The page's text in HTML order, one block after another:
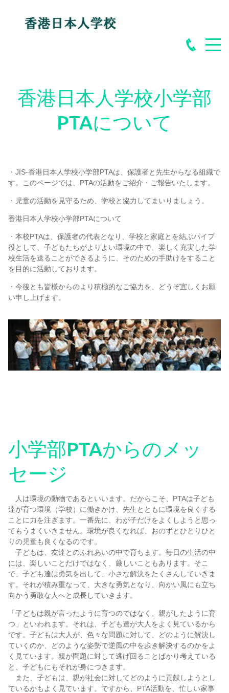
学校案内
香港日本人学校とは
学校長あいさつ
令和8年度（2026/2027）新小学1年生児童の募集
編入学生徒募集
納付金一覧
教科書配布
証明書発行
ビザ申請
制服について
特別配慮
香港日本人学校小学部
PTAについて
・JIS-香港日本人学校小学部PTAは、保護者と先生からなる組織で
す。このページでは、PTAの活動をご紹介・ご報告いたします。
・児童の活動を見守るため、学校と協力してまいりましょう。
香港日本人学校小学部PTAについて
・本校PTAは、保護者の代表となり、学校と家庭とを結ぶパイプ
役として、子どもたちがよりよい環境の中で、楽しく充実した学
校生活を送ることができるように、そのための手助けをすること
を目的に活動しております。
・今後とも皆様からのより積極的なご協力を、どうぞ宜しくお願
い申し上げます。
小学部PTAからのメッ
セージ
人は環境の動物であるといいます。だからこそ、PTAは子ども
達が育つ環境（学校）に働きかけ、先生とともに環境を良くする
ことに力を注ぎます。一番先に、わが子だけをよくしようと思っ
てもうまくいきません。環境が良くなれば、おのずとひとりひと
りの児童も良くなるのです。
子どもは、友達とのふれあいの中で育ちます。毎日の生活の中
には、楽しいことだけではなく、厳しいこともあります。そこ
で、子ども達は勇気を出して、小さな解決をたくさんしていきま
す。それが積み重なって、大きな勇気となり、向かい風にも立ち
向かう勇敢な人へと成長していきます。
「子どもは親が言ったように育つのではなく、親がしたように育
つ」といわれます。それは、子ども達が大人をよく見ているから
です。子どもは大人が、色々な問題に対して、どのように解決し
ていくのか、どのような姿勢で逆風の中を歩き解決するのかをよ
く見ています。親が問題に対して逃げ回ることばかり考えている
と、子どもにもそれが身につきます。
また、子どもは、親が社会に対してどのように貢献しようとし
ているかもよく見ています。ですから、PTA活動を、忙しい家事